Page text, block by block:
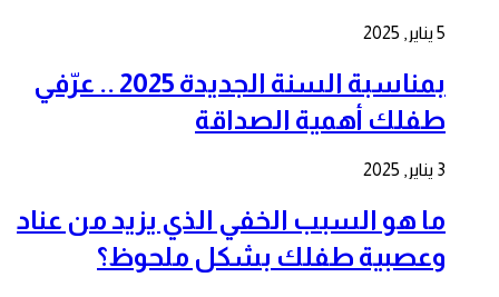
5 يناير, 2025
بمناسبة السنة الجديدة 2025 .. عرّفي
طفلك أهمية الصداقة
3 يناير, 2025
ما هو السبب الخفي الذي يزيد من عناد
وعصبية طفلك بشكل ملحوظ؟